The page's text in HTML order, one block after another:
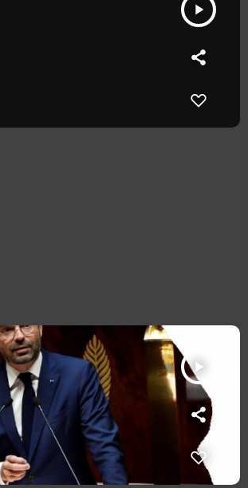
play_arrow
play_arrow